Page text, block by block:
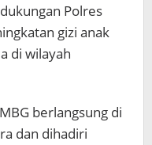
Polres
gizi anak
di wilayah
berlangsung di
dan dihadiri